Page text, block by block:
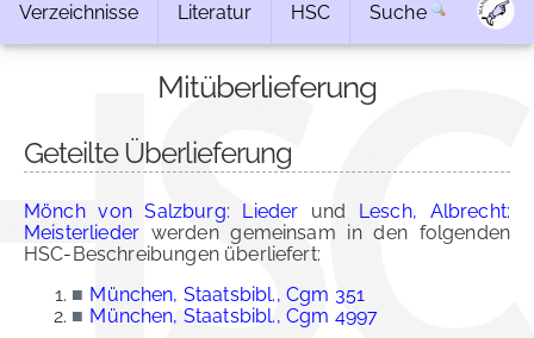
Verzeichnisse Literatur HSC Suche
Mitüberlieferung
Geteilte Überlieferung
Mönch von Salzburg: Lieder und Lesch, Albrecht:
Meisterlieder werden gemeinsam in den folgenden
HSC-Beschreibungen überliefert:
■ München, Staatsbibl., Cgm 351
■ München, Staatsbibl., Cgm 4997